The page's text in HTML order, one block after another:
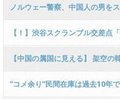
で横のつながりがある」 ネット
ノルウェー警察、中国人の男を
【！】渋谷スクランブル交差点
訴処分 → 東京地検「必要な捜
か？」「法治国家の崩壊」
【中国の属国に見える】 架空
の波紋
”コメ余り”民間在庫は過去10年